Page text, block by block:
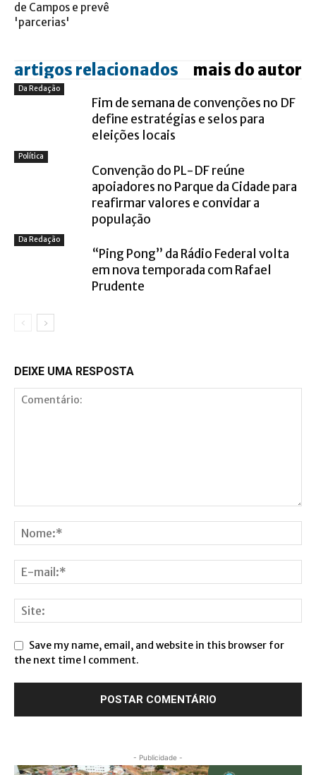
de Campos e prevê
'parcerias'
artigos relacionados mais do autor
Da Redação
Fim de semana de convenções no DF
define estratégias e selos para
eleições locais
Política
Convenção do PL-DF reúne
apoiadores no Parque da Cidade para
reafirmar valores e convidar a
população
Da Redação
“Ping Pong” da Rádio Federal volta
em nova temporada com Rafael
Prudente
DEIXE UMA RESPOSTA
Save my name, email, and website in this browser for
the next time I comment.
- Publicidade -